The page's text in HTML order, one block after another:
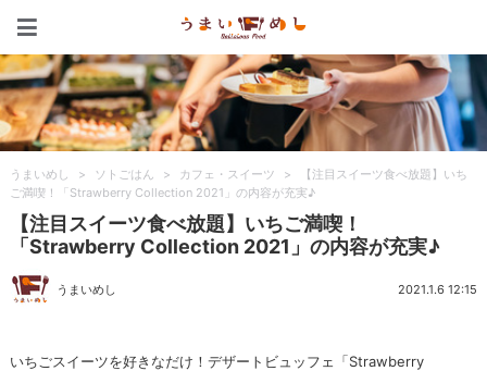
うまいめし > ソトごはん > カフェ・スイーツ >
【注目スイーツ食べ放題】いち
ご満喫！「Strawberry Collection 2021」の内容が充実♪
【注目スイーツ食べ放題】いちご満喫！
「Strawberry Collection 2021」の内容が充実♪
うまいめし 2021.1.6 12:15
いちごスイーツを好きなだけ！デザートビュッフェ「Strawberry